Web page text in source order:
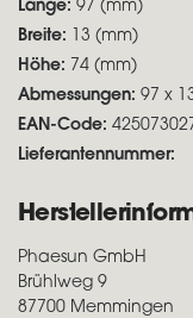
Länge: 97 (mm)
Breite: 13 (mm)
Höhe: 74 (mm)
Abmessungen: 97 x
EAN-Code:
Lieferantennummer:
Phaesun GmbH
Brühlweg 9
87700 Memmingen